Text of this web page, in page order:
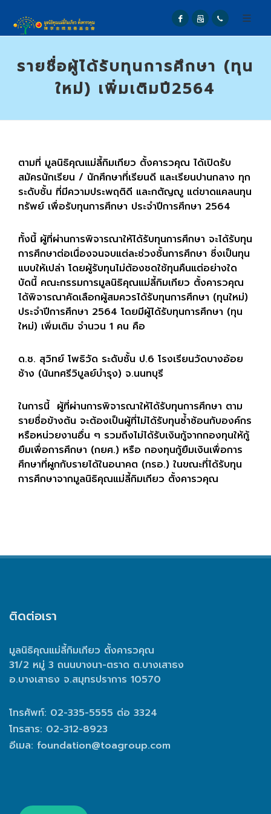
รายชื่อผู้ได้รับทุนการศึกษา (ทุน
ใหม่) เพิ่มเติมปี2564
ตามที่ มูลนิธิคุณแม่ลี้กิมเกียว ตั้งคารวคุณ ได้เปิดรับ
สมัครนักเรียน / นักศึกษาที่เรียนดี และเรียนปานกลาง ทุก
ระดับชั้น ที่มีความประพฤติดี และกตัญญู แต่ขาดแคลนทุน
ทรัพย์ เพื่อรับทุนการศึกษา ประจำปีการศึกษา 2564
ทั้งนี้ ผู้ที่ผ่านการพิจารณาให้ได้รับทุนการศึกษา จะได้รับทุน
การศึกษาต่อเนื่องจนจบแต่ละช่วงชั้นการศึกษา ซึ่งเป็นทุน
แบบให้เปล่า โดยผู้รับทุนไม่ต้องชดใช้ทุนคืนแต่อย่างใด
บัดนี้ คณะกรรมการมูลนิธิคุณแม่ลี้กิมเกียว ตั้งคารวคุณ
ได้พิจารณาคัดเลือกผู้สมควรได้รับทุนการศึกษา (ทุนใหม่)
ประจำปีการศึกษา 2564 โดยมีผู้ได้รับทุนการศึกษา (ทุน
ใหม่) เพิ่มเติม จำนวน 1 คน คือ
ด.ช. สุวิทย์ โพธิวัด ระดับชั้น ป.6 โรงเรียนวัดบางอ้อย
ช้าง (นันทศรีวิบูลย์บำรุง) จ.นนทบุรี
ในการนี้ ผู้ที่ผ่านการพิจารณาให้ได้รับทุนการศึกษา ตาม
รายชื่อข้างต้น จะต้องเป็นผู้ที่ไม่ได้รับทุนซ้ำซ้อนกับองค์กร
หรือหน่วยงานอื่น ๆ รวมถึงไม่ได้รับเงินกู้จากกองทุนให้กู้
ยืมเพื่อการศึกษา (กยศ.) หรือ กองทุนกู้ยืมเงินเพื่อการ
ศึกษาที่ผูกกับรายได้ในอนาคต (กรอ.) ในขณะที่ได้รับทุน
การศึกษาจากมูลนิธิคุณแม่ลี้กิมเกียว ตั้งคารวคุณ
ติดต่อเรา
มูลนิธิคุณแม่ลี้กิมเกียว ตั้งคารวคุณ
31/2 หมู่ 3 ถนนบางนา-ตราด ต.บางเสาธง
อ.บางเสาธง จ.สมุทรปราการ 10570
โทรศัพท์: 02-335-5555 ต่อ 3324
โทรสาร: 02-312-8923
อีเมล: foundation@toagroup.com